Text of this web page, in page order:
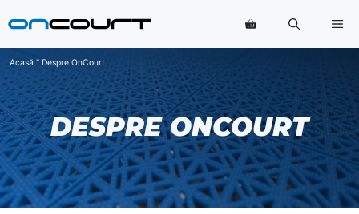
la
Acasă " Despre OnCourt
DESPRE ONCOURT